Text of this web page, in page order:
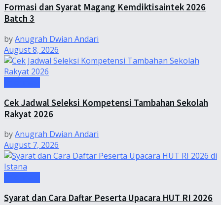
Formasi dan Syarat Magang Kemdiktisaintek 2026
Batch 3
byAnugrah Dwian Andari
August 8, 2026
Cek Jadwal Seleksi Kompetensi Tambahan Sekolah
Rakyat 2026
byAnugrah Dwian Andari
August 7, 2026
Syarat dan Cara Daftar Peserta Upacara HUT RI 2026